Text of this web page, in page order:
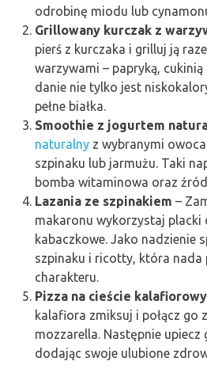
odrobinę miodu lub
Grillowany kurczak z
pierś z kurczaka i grilluj ją
warzywami – papryką, cukinią
danie nie tylko jest
pełne białka.
Smoothie z jogurtem
naturalny z wybranymi
szpinaku lub jarmużu. Taki
bomba witaminowa oraz
Lazania ze szpinakiem –
makaronu wykorzystaj placki
kabaczkowe. Jako nadzienie
szpinaku i ricotty, która nada
charakteru.
Pizza na cieście
kalafiora zmiksuj i połącz go
mozzarella. Następnie upiecz
dodając swoje ulubione